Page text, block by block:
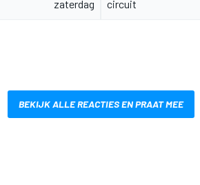
zaterdag
circuit
BEKIJK ALLE REACTIES EN PRAAT MEE